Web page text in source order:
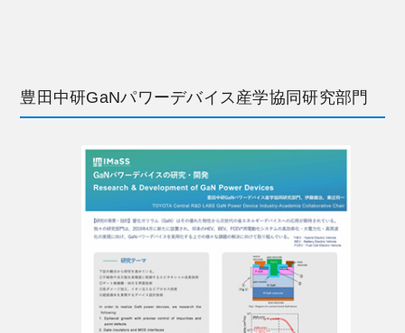
豊田中研GaNパワーデバイス産学協同研究部門